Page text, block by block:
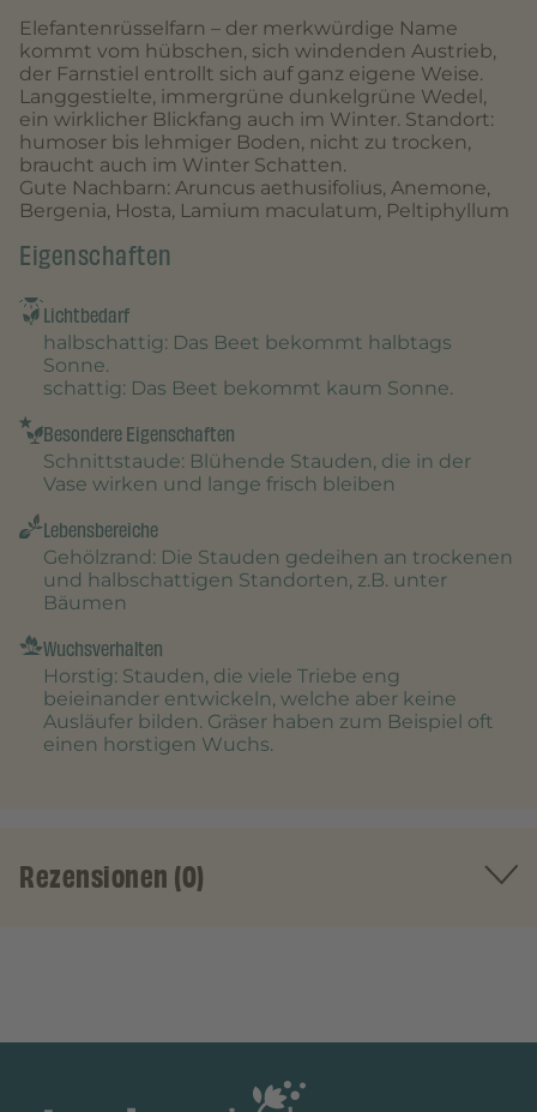
Elefantenrüsselfarn – der merkwürdige Name
kommt vom hübschen, sich windenden Austrieb,
der Farnstiel entrollt sich auf ganz eigene Weise.
Langgestielte, immergrüne dunkelgrüne Wedel,
ein wirklicher Blickfang auch im Winter. Standort:
humoser bis lehmiger Boden, nicht zu trocken,
braucht auch im Winter Schatten.
Gute Nachbarn: Aruncus aethusifolius, Anemone,
Bergenia, Hosta, Lamium maculatum, Peltiphyllum
Eigenschaften
Lichtbedarf
halbschattig: Das Beet bekommt halbtags
Sonne.
schattig: Das Beet bekommt kaum Sonne.
Besondere Eigenschaften
Schnittstaude: Blühende Stauden, die in der
Vase wirken und lange frisch bleiben
Lebensbereiche
Gehölzrand: Die Stauden gedeihen an trockenen
und halbschattigen Standorten, z.B. unter
Bäumen
Wuchsverhalten
Horstig: Stauden, die viele Triebe eng
beieinander entwickeln, welche aber keine
Ausläufer bilden. Gräser haben zum Beispiel oft
einen horstigen Wuchs.
Rezensionen (0)